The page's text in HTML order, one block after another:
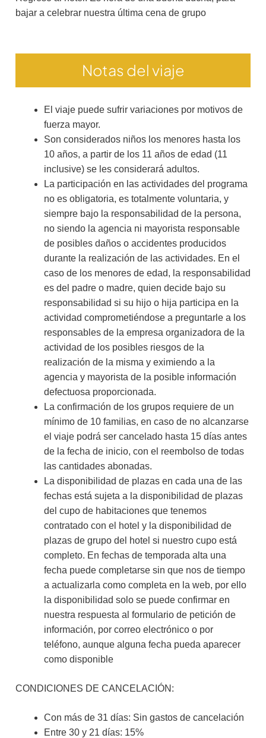
bajar a celebrar nuestra última cena de grupo
Notas del viaje
El viaje puede sufrir variaciones por motivos de
fuerza mayor.
Son considerados niños los menores hasta los
10 años, a partir de los 11 años de edad (11
inclusive) se les considerará adultos.
La participación en las actividades del programa
no es obligatoria, es totalmente voluntaria, y
siempre bajo la responsabilidad de la persona,
no siendo la agencia ni mayorista responsable
de posibles daños o accidentes producidos
durante la realización de las actividades. En el
caso de los menores de edad, la responsabilidad
es del padre o madre, quien decide bajo su
responsabilidad si su hijo o hija participa en la
actividad comprometiéndose a preguntarle a los
responsables de la empresa organizadora de la
actividad de los posibles riesgos de la
realización de la misma y eximiendo a la
agencia y mayorista de la posible información
defectuosa proporcionada.
La confirmación de los grupos requiere de un
mínimo de 10 familias, en caso de no alcanzarse
el viaje podrá ser cancelado hasta 15 días antes
de la fecha de inicio, con el reembolso de todas
las cantidades abonadas.
La disponibilidad de plazas en cada una de las
fechas está sujeta a la disponibilidad de plazas
del cupo de habitaciones que tenemos
contratado con el hotel y la disponibilidad de
plazas de grupo del hotel si nuestro cupo está
completo. En fechas de temporada alta una
fecha puede completarse sin que nos de tiempo
a actualizarla como completa en la web, por ello
la disponibilidad solo se puede confirmar en
nuestra respuesta al formulario de petición de
información, por correo electrónico o por
teléfono, aunque alguna fecha pueda aparecer
como disponible
CONDICIONES DE CANCELACIÓN:
Con más de 31 días: Sin gastos de cancelación
Entre 30 y 21 días: 15%